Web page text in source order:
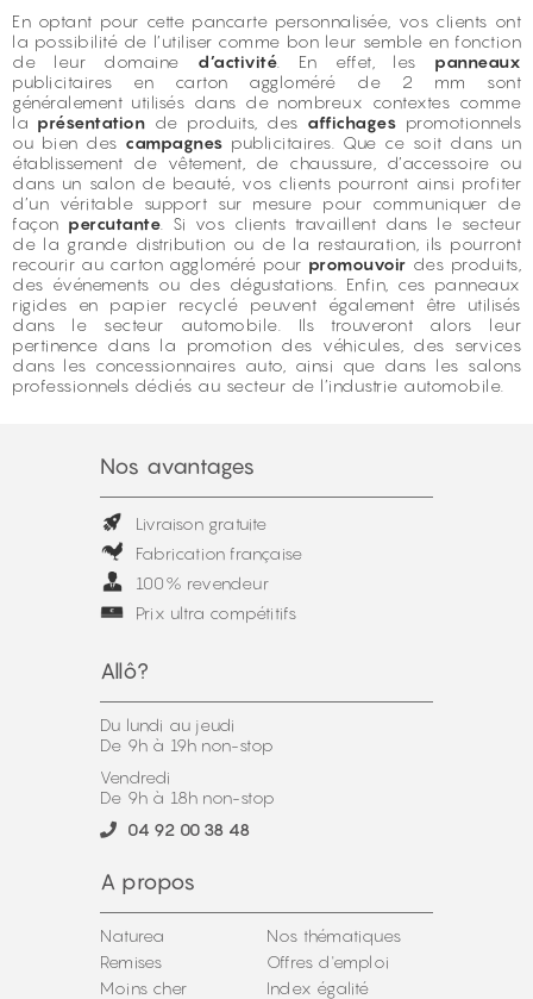
En optant pour cette pancarte personnalisée, vos clients ont
la possibilité de l’utiliser comme bon leur semble en fonction
de leur domaine d’activité . En effet, les panneaux
publicitaires en carton aggloméré de 2 mm sont
généralement utilisés dans de nombreux contextes comme
la présentation de produits, des affichages promotionnels
ou bien des campagnes publicitaires. Que ce soit dans un
établissement de vêtement, de chaussure, d’accessoire ou
dans un salon de beauté, vos clients pourront ainsi profiter
d’un véritable support sur mesure pour communiquer de
façon percutante . Si vos clients travaillent dans le secteur
de la grande distribution ou de la restauration, ils pourront
recourir au carton aggloméré pour promouvoir des produits,
des événements ou des dégustations. Enfin, ces panneaux
rigides en papier recyclé peuvent également être utilisés
dans le secteur automobile. Ils trouveront alors leur
pertinence dans la promotion des véhicules, des services
dans les concessionnaires auto, ainsi que dans les salons
professionnels dédiés au secteur de l’industrie automobile.
Nos avantages
Livraison gratuite
Fabrication française
100% revendeur
Prix ultra compétitifs
Allô?
Du lundi au jeudi
De 9h à 19h non-stop
Vendredi
De 9h à 18h non-stop
04 92 00 38 48
A propos
Naturea
Remises
Moins cher
Nos thématiques
Offres d'emploi
Index égalité